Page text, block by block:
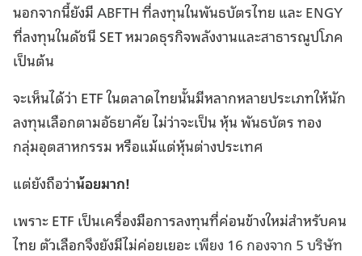
นอกจากนี้ยังมีABFTHที่ลงทุนในพันธบัตรไทย และENGY
ที่ลงทุนในดัชนี SET หมวดธุรกิจพลังงานและสาธารณูปโภค
เป็นต้น
จะเห็นได้ว่า ETF ในตลาดไทยนั้นมีหลากหลายประเภทให้นัก
ลงทุนเลือกตามอัธยาศัย ไม่ว่าจะเป็น หุ้น พันธบัตร ทอง
กลุ่มอุตสาหกรรม หรือแม้แต่หุ้นต่างประเทศ
แต่ยังถือว่าน้อยมาก!
เพราะ ETF เป็นเครื่องมือการลงทุนที่ค่อนข้างใหม่สำหรับคน
ไทย ตัวเลือกจึงยังมีไม่ค่อยเยอะเพียง 16 กองจาก 5 บริษัท